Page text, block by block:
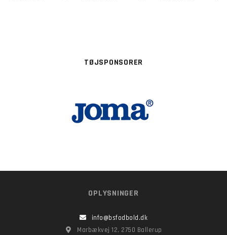
TØJSPONSORER
OPLYSNINGER
info@bsfodbold.dk
Marbækvej 12, 2750 Ballerup